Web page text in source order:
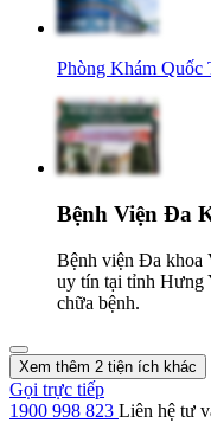
Phòng Khám Quốc
Bệnh Viện Đa
Bệnh viện Đa khoa
uy tín tại tỉnh Hưng
chữa bệnh.
Xem thêm 2 tiện ích khác
Gọi trực tiếp
1900 998 823 Liên hệ tư